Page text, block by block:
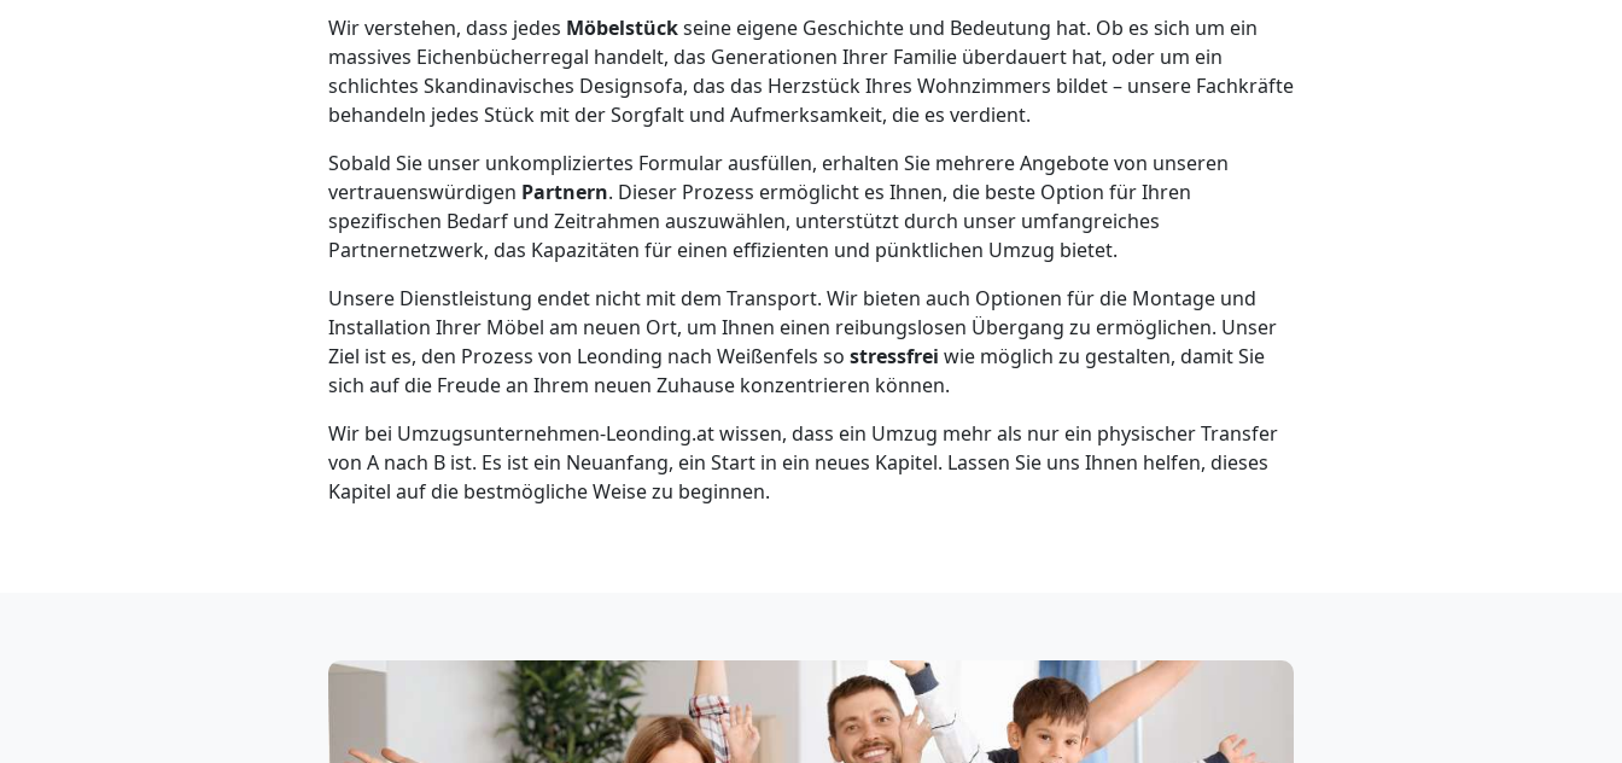
Wir verstehen, dass jedes Möbelstückseine eigene Geschichte und Bedeutung hat. Ob es sich um ein
massives Eichenbücherregal handelt, das Generationen Ihrer Familie überdauert hat, oder um ein
schlichtes Skandinavisches Designsofa, das das Herzstück Ihres Wohnzimmers bildet – unsere Fachkräfte
behandeln jedes Stück mit der Sorgfalt und Aufmerksamkeit, die es verdient.
Sobald Sie unser unkompliziertes Formular ausfüllen, erhalten Sie mehrere Angebote von unseren
vertrauenswürdigen Partnern. Dieser Prozess ermöglicht es Ihnen, die beste Option für Ihren
spezifischen Bedarf und Zeitrahmen auszuwählen, unterstützt durch unser umfangreiches
Partnernetzwerk, das Kapazitäten für einen effizienten und pünktlichen Umzug bietet.
Unsere Dienstleistung endet nicht mit dem Transport. Wir bieten auch Optionen für die Montage und
Installation Ihrer Möbel am neuen Ort, um Ihnen einen reibungslosen Übergang zu ermöglichen. Unser
Ziel ist es, den Prozess von Leonding nach Weißenfels so stressfrei wie möglich zu gestalten, damit Sie
sich auf die Freude an Ihrem neuen Zuhause konzentrieren können.
Wir bei Umzugsunternehmen-Leonding.at wissen, dass ein Umzug mehr als nur ein physischer Transfer
von A nach B ist. Es ist ein Neuanfang, ein Start in ein neues Kapitel. Lassen Sie uns Ihnen helfen, dieses
Kapitel auf die bestmögliche Weise zu beginnen.
Klaviertransport